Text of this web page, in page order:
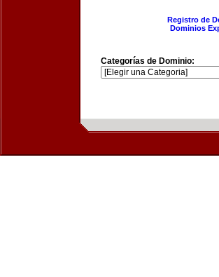
Registro de
Dominios
Categorías de Dominio: